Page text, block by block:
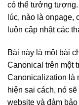
có thể tưởng tượng.
lúc, nào là onpage,
luôn cập nhật các
Bài này là một bài
Canonical trên một
Canonicalization là
hiện sai cách, nó
website và đảm